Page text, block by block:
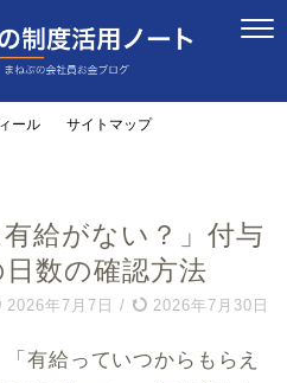
ール サイトマップ
有給がない？」付与
数の確認方法
2026年7月7日 / 2026年7月30日
有給っていつからもらえ